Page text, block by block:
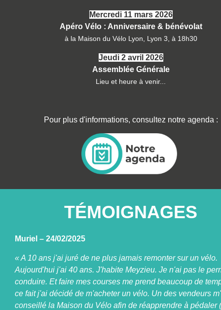
Mercredi 11 mars 2026
Apéro Vélo : Anniversaire & bénévolat
à la Maison du Vélo Lyon, Lyon 3, à 18h30
Jeudi 2 avril 2026
Assemblée Générale
Lieu et heure à venir...
Pour plus d'informations, consultez notre agenda :
TÉMOIGNAGES
Muriel – 24/02/2025
« A 10 ans j'ai juré de ne plus jamais remonter sur un vélo.
Aujourd'hui j'ai 40 ans. J'habite Meyzieu. Je n'ai pas le
conduire. Et faire mes courses me prend beaucoup de
ce fait j'ai décidé de m'acheter un vélo. Un des vendeurs
conseillé la Maison du Vélo afin de réapprendre à pédaler